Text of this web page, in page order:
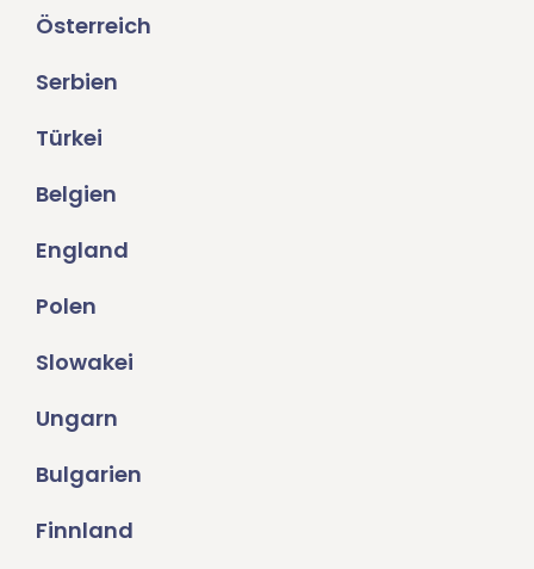
Österreich
Serbien
Türkei
Belgien
England
Polen
Slowakei
Ungarn
Bulgarien
Finnland